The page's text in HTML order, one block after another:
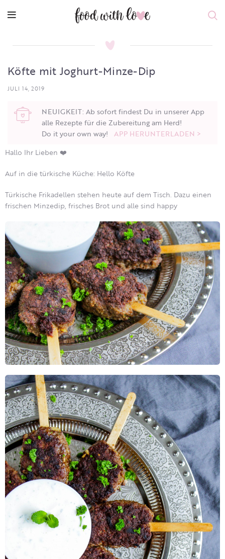
Köfte mit Joghurt-Minze-Dip
JULI 14, 2019
NEUIGKEIT: Ab sofort findest Du in unserer App
alle Rezepte für die Zubereitung am Herd!
Do it your own way! APP HERUNTERLADEN >
Hallo Ihr Lieben ❤️
Auf in die türkische Küche: Hello Köfte
Türkische Frikadellen stehen heute auf dem Tisch. Dazu einen
frischen Minzedip, frisches Brot und alle sind happy